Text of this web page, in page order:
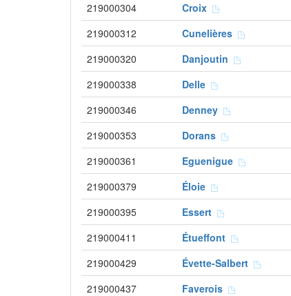
219000304 Croix
219000312 Cunelières
219000320 Danjoutin
219000338 Delle
219000346 Denney
219000353 Dorans
219000361 Eguenigue
219000379 Éloie
219000395 Essert
219000411 Étueffont
219000429 Évette-Salbert
219000437 Faverois